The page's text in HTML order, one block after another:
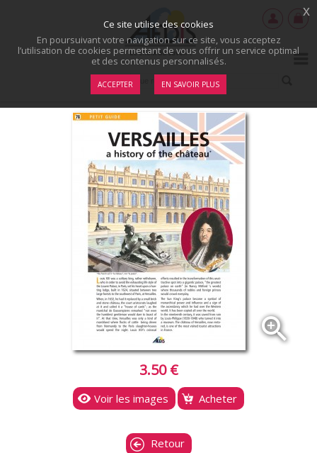
zoom_in
3.50 €
Voir les images Acheter
Retour
Ce site utilise des cookies
En poursuivant votre navigation sur ce site, vous acceptez
l’utilisation de cookies permettant de vous offrir un service optimal
et des contenus personnalisés.
ACCEPTER EN SAVOIR PLUS
x